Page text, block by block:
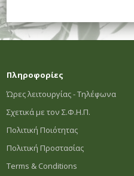
Πληροφορίες
Ώρες λειτουργίας - Τηλέφωνα
Σχετικά με τον Σ.Φ.Η.Π.
Πολιτική Ποιότητας
Πολιτική Προστασίας
Terms & Conditions